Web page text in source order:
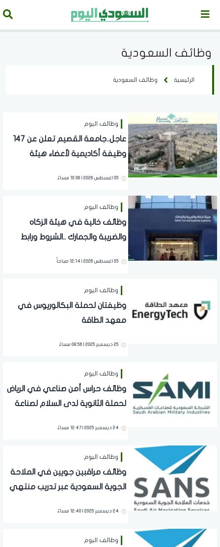
وظائف السعودية
الرئيسية وظائف السعودية
وظائف اليوم
عاجل..جامعة القصيم تعلن عن 147
وظيفة أكاديمية لأعضاء هيئة
05 اغسطس 2026 | 10:36 مساءً
وظائف اليوم
وظائف خالية في هيئة الزكاه
والضريبة والجمارك ..الشروط ورابط
05 اغسطس 2026 | 12:14 صباحاً
وظائف اليوم
وظيفتان لحملة البكالوريوس في
معهد الطاقة
25 ديسمبر 2025 | 08:56 مساءً
وظائف اليوم
وظائف حراس أمن صناعي في الرياض
لحملة الثانوية لدى السلام لصناعة
24 ديسمبر 2025 | 12:47 مساءً
وظائف اليوم
وظائف مراقبين جويين في الملاحة
الجوية السعودية عبر تدريب منتهي
24 ديسمبر 2025 | 12:40 مساءً
وظائف اليوم